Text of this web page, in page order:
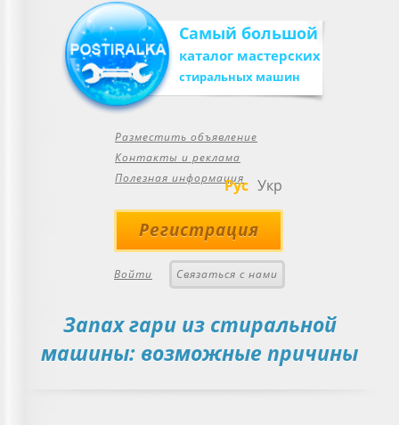
Самый большой
каталог мастерских
стиральных машин
Разместить объявление
Контакты и реклама
Полезная информация
Рус Укр
Регистрация
Войти Связаться с нами
Запах гари из стиральной
машины: возможные причины